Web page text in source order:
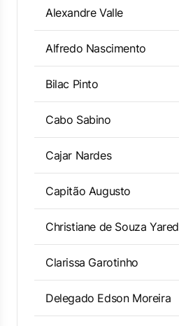
Alexandre Valle
Alfredo Nascimento
Bilac Pinto
Cabo Sabino
Cajar Nardes
Capitão Augusto
Christiane de Souza Yared
Clarissa Garotinho
Delegado Edson Moreira